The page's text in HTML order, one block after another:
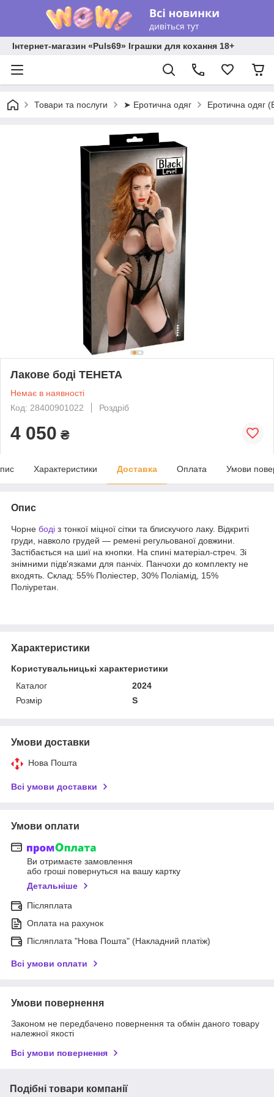
Інтернет-магазин «Puls69» Іграшки для кохання 18+
Товари та послуги ➤ Еротична одяг Еротична одяг
Лакове боді ТЕНЕТА
Немає в наявності
Код: 28400901022
Роздріб
4 050 ₴
Характеристики Доставка Оплата Умови
Опис
Чорне боді з тонкої міцної сітки та блискучого лаку. Відкриті
груди, навколо грудей — ремені регульованої довжини.
Застібається на шиї на кнопки. На спині матеріал-стреч. Зі
знімними підв'язками для панчіх. Панчохи до комплекту не
входять. Склад: 55% Поліестер, 30% Поліамід, 15%
Поліуретан.
Характеристики
Користувальницькі характеристики
Каталог
2024
Розмір
S
Умови доставки
Нова Пошта
Всі умови доставки
Умови оплати
Ви отримаєте замовлення
або гроші повернуться на вашу картку
Детальніше
Післяплата
Оплата на рахунок
Післяплата "Нова Пошта" (Накладний платіж)
Всі умови оплати
Умови повернення
Законом не передбачено повернення та обмін даного товару
належної якості
Всі умови повернення
Подібні товари компанії